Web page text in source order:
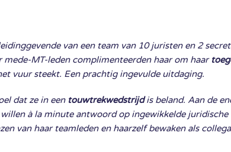
van een team van 10 juristen en 2
mede-MT-leden complimenteerden haar om haar
vuur steekt. Een prachtig ingevulde uitdaging.
dat ze in een touwtrekwedstrijdis beland. Aan de
à la minute antwoord op ingewikkelde
van haar teamleden en haarzelf bewaken als